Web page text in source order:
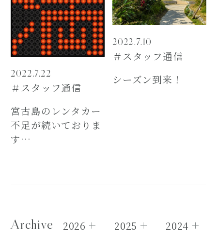
2022.7.22
＃スタッフ通信
宮古島のレンタカー
不足が続いておりま
す…
2022.7.10
＃スタッフ通信
シーズン到来！
Archive 2026 2025 2024